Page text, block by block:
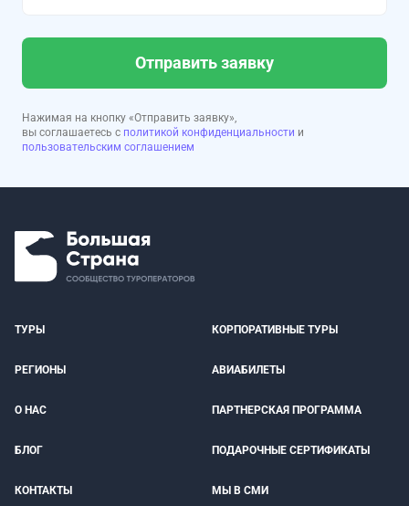
Отправить заявку
Нажимая на кнопку «Отправить заявку»,
вы соглашаетесь с политикой конфиденциальности и
пользовательским соглашением
ТУРЫ КОРПОРАТИВНЫЕ ТУРЫ
РЕГИОНЫ АВИАБИЛЕТЫ
О НАС ПАРТНЕРСКАЯ ПРОГРАММА
БЛОГ ПОДАРОЧНЫЕ СЕРТИФИКАТЫ
КОНТАКТЫ МЫ В СМИ